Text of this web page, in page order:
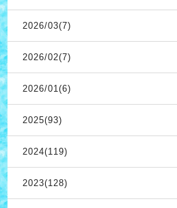
2026/03(7)
2026/02(7)
2026/01(6)
2025(93)
2024(119)
2023(128)